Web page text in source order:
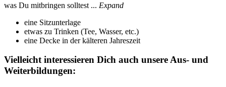
was Du mitbringen solltest ... Expand
eine Sitzunterlage
etwas zu Trinken (Tee, Wasser, etc.)
eine Decke in der kälteren Jahreszeit
Vielleicht interessieren Dich auch unsere Aus- und
Weiterbildungen: